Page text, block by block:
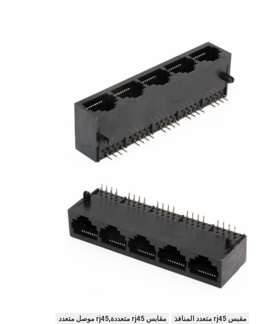
مقبس rj45 متعدد المنافذ
مقابس rj45 متعددة,rj45 موصل متعدد